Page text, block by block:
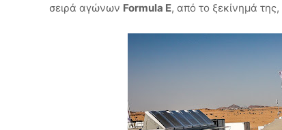
σειρά αγώνων Formula E, από το ξεκίνημά